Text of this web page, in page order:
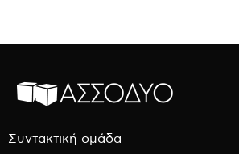
Συντακτική ομάδα